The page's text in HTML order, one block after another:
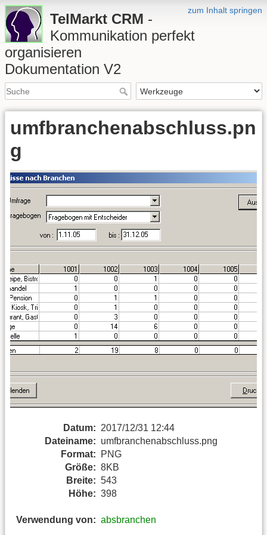
zum Inhalt springen
TelMarkt CRM -
Kommunikation perfekt
organisieren
Dokumentation V2
umfbranchenabschluss.pn
g
Datum: 2017/12/31 12:44
Dateiname: umfbranchenabschluss.png
Format:
PNG
Größe: 8KB
Breite: 543
Höhe: 398
Verwendung von: absbranchen